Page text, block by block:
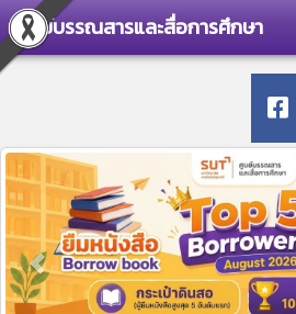
ศูนย์บรรณสารและสื่อการศึกษา
Previous